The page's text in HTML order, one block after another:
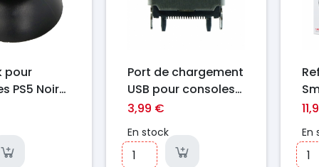
pour
PS5 Noir
Port de chargement
USB pour consoles
Xbox One S HDMI Ori
3,99 €
En stock En